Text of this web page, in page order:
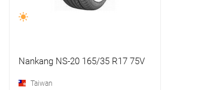
Nankang NS-20 165/35 R17 75V
Taiwan